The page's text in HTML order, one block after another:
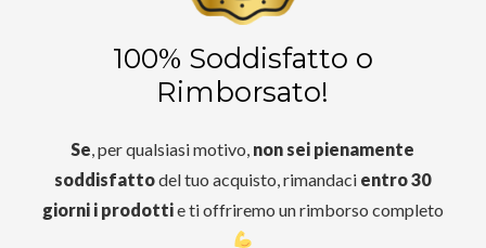
100% Soddisfatto o
Rimborsato!
Se , per qualsiasi motivo, non sei pienamente
soddisfattodel tuo acquisto, rimandaci entro 30
giorni i prodottie ti offriremo un rimborso completo